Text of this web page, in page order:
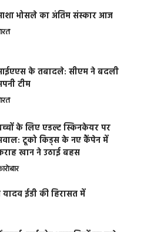
भोसले का अंतिम संस्कार आज
के तबादले: सीएम ने बदली
टीम
के लिए एडल्ट स्किनकेयर पर
टूको किड्स के नए कैंपेन में
खान ने उठाई बहस
ईडी की हिरासत में